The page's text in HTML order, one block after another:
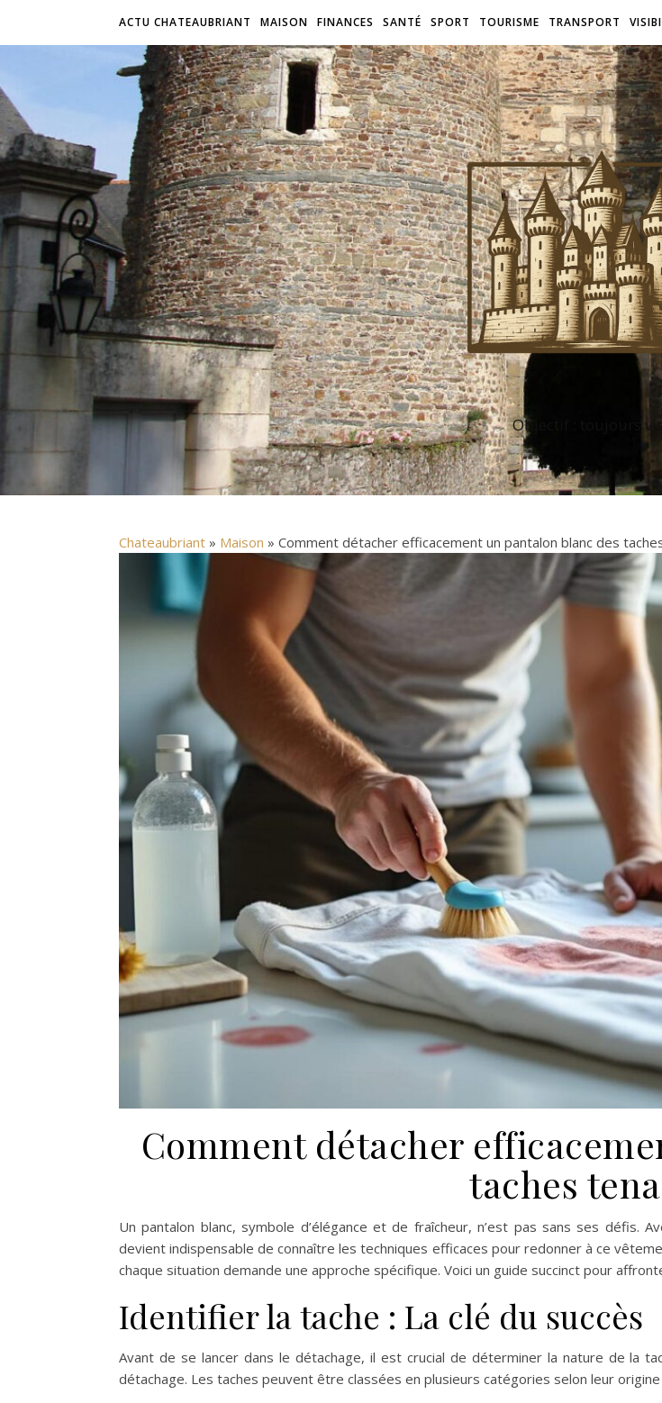
ACTU CHATEAUBRIANT MAISON FINANCES SANTÉ SPORT TOURISME TRANSPORT
Objectif : toujours
Chateaubriant » Maison » Comment détacher efficacement un pantalon blanc des
Comment détacher
taches
Un pantalon blanc, symbole d’élégance et de fraîcheur, n’est pas sans ses défis.
devient indispensable de connaître les techniques efficaces pour redonner à ce
chaque situation demande une approche spécifique. Voici un guide succinct pour
Identifier la tache : La clé du succès
Avant de se lancer dans le détachage, il est crucial de déterminer la nature de la
détachage. Les taches peuvent être classées en plusieurs catégories selon leur origine